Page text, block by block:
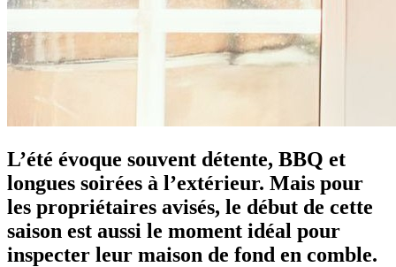
L’été évoque souvent détente, BBQ et
longues soirées à l’extérieur. Mais pour
les propriétaires avisés, le début de cette
saison est aussi le moment idéal pour
inspecter leur maison de fond en comble.